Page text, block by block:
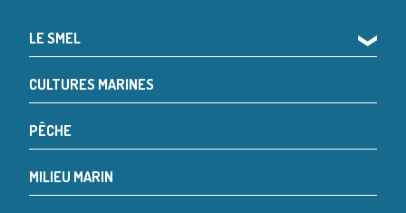
LE SMEL ❯
CULTURES MARINES
PÊCHE
MILIEU MARIN